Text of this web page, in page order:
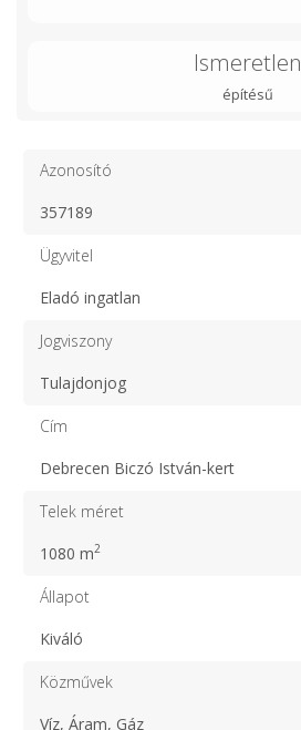
Ismeretlen
építésű
Azonosító
357189
Ügyvitel
Eladó ingatlan
Jogviszony
Tulajdonjog
Cím
Debrecen Biczó István-kert
Telek méret
1080 m2
Állapot
Kiváló
Közművek
Víz, Áram, Gáz